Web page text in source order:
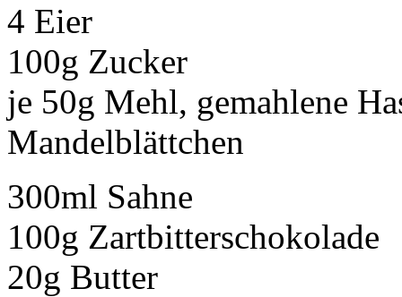
4 Eier
100g Zucker
je 50g Mehl, gemahlene
Mandelblättchen
300ml Sahne
100g Zartbitterschokolade
20g Butter